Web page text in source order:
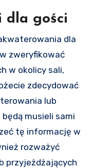
dla gości
dla
zweryfikować
w okolicy sali,
zdecydować
lub
musieli sami
tę informację w
rozważyć
przyjeżdżających